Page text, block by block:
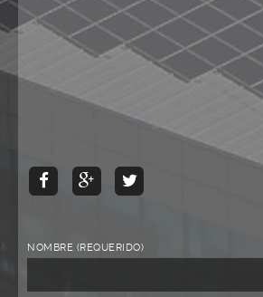
NOMBRE (REQUERIDO)